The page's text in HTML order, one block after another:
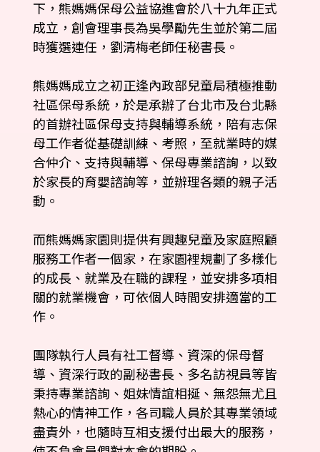
下，熊媽媽保母公益協進會於八十九年正式
成立，創會理事長為吳學勵先生並於第二屆
時獲選連任，劉清梅老師任秘書長。
熊媽媽成立之初正逢內政部兒童局積極推動
社區保母系統，於是承辦了台北市及台北縣
的首辦社區保母支持與輔導系統，陪有志保
母工作者從基礎訓練、考照，至就業時的媒
合仲介、支持與輔導、保母專業諮詢，以致
於家長的育嬰諮詢等，並辦理各類的親子活
動。
而熊媽媽家園則提供有興趣兒童及家庭照顧
服務工作者一個家，在家園裡規劃了多樣化
的成長、就業及在職的課程，並安排多項相
關的就業機會，可依個人時間安排適當的工
作。
團隊執行人員有社工督導、資深的保母督
導、資深行政的副秘書長、多名訪視員等皆
秉持專業諮詢、姐妹情誼相挻、無怨無尤且
熱心的情神工作，各司職人員於其專業領域
盡責外，也隨時互相支援付出最大的服務，